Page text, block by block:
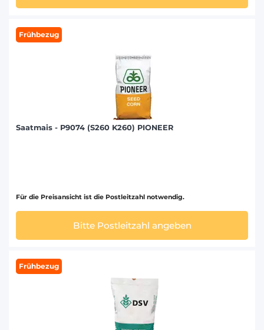
Frühbezug
Saatmais - P9074 (S260 K260) PIONEER
Für die Preisansicht ist die Postleitzahl notwendig.
Bitte Postleitzahl angeben
Frühbezug